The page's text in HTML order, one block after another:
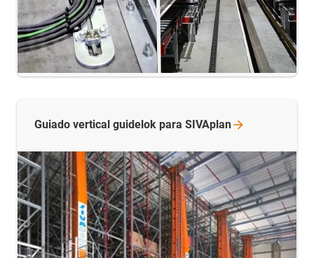
Guiado vertical guidelok para SIVAplan